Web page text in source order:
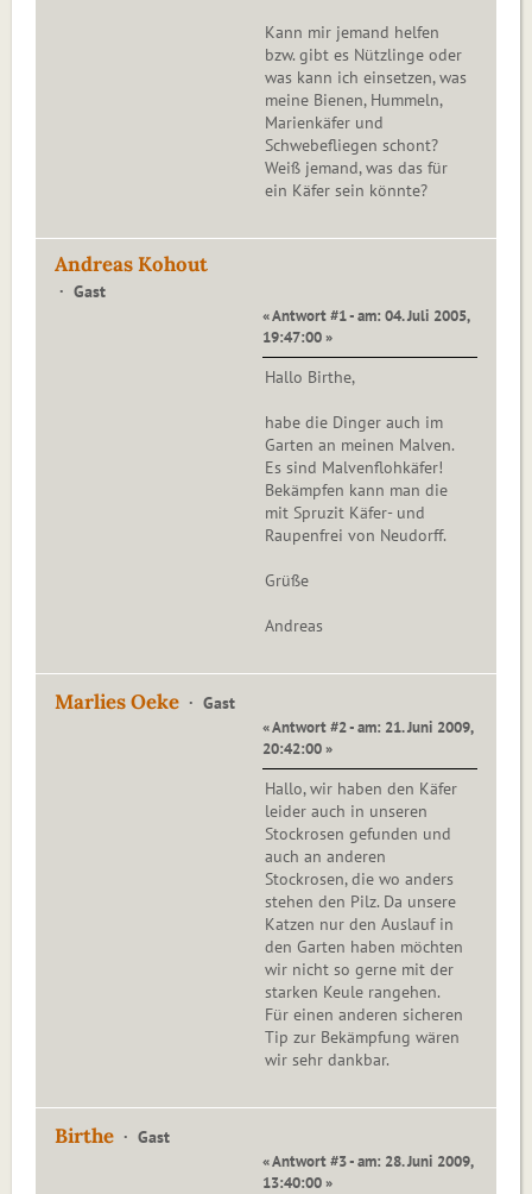
Kann mir jemand helfen
bzw. gibt es Nützlinge oder
was kann ich einsetzen, was
meine Bienen, Hummeln,
Marienkäfer und
Schwebefliegen schont?
Weiß jemand, was das für
ein Käfer sein könnte?
Andreas Kohout
Gast
« Antwort #1 - am: 04. Juli 2005,
19:47:00 »
Hallo Birthe,
habe die Dinger auch im
Garten an meinen Malven.
Es sind Malvenflohkäfer!
Bekämpfen kann man die
mit Spruzit Käfer- und
Raupenfrei von Neudorff.
Grüße
Andreas
Marlies Oeke Gast
« Antwort #2 - am: 21. Juni 2009,
20:42:00 »
Hallo, wir haben den Käfer
leider auch in unseren
Stockrosen gefunden und
auch an anderen
Stockrosen, die wo anders
stehen den Pilz. Da unsere
Katzen nur den Auslauf in
den Garten haben möchten
wir nicht so gerne mit der
starken Keule rangehen.
Für einen anderen sicheren
Tip zur Bekämpfung wären
wir sehr dankbar.
Birthe Gast
« Antwort #3 - am: 28. Juni 2009,
13:40:00 »